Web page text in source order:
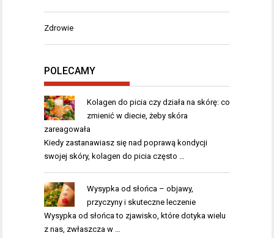
Zdrowie
POLECAMY
Kolagen do picia czy działa na skórę: co
zmienić w diecie, żeby skóra
zareagowała
Kiedy zastanawiasz się nad poprawą kondycji
swojej skóry, kolagen do picia często …
Wysypka od słońca – objawy,
przyczyny i skuteczne leczenie
Wysypka od słońca to zjawisko, które dotyka wielu
z nas, zwłaszcza w …